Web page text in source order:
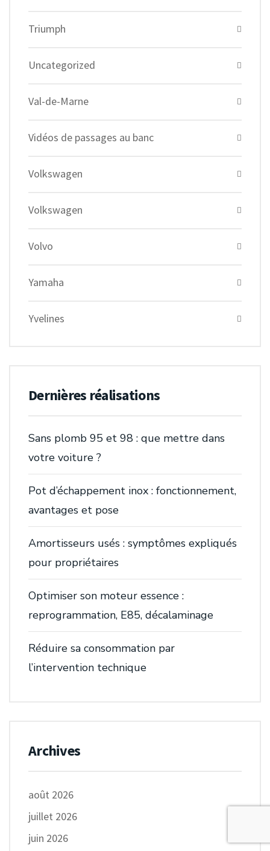
Triumph
Uncategorized
Val-de-Marne
Vidéos de passages au banc
Volkswagen
Volkswagen
Volvo
Yamaha
Yvelines
Dernières réalisations
Sans plomb 95 et 98 : que mettre dans
votre voiture ?
Pot d’échappement inox : fonctionnement,
avantages et pose
Amortisseurs usés : symptômes expliqués
pour propriétaires
Optimiser son moteur essence :
reprogrammation, E85, décalaminage
Réduire sa consommation par
l’intervention technique
Archives
août 2026
juillet 2026
juin 2026